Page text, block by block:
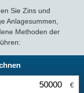
Sie Zins und
Anlagesummen,
Methoden der
€